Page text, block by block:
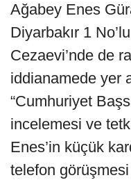
Ağabey Enes
Diyarbakır 1
Cezaevi’nde de
iddianamede yer
“Cumhuriyet
incelemesi ve
Enes’in küçük
telefon görüşmesi